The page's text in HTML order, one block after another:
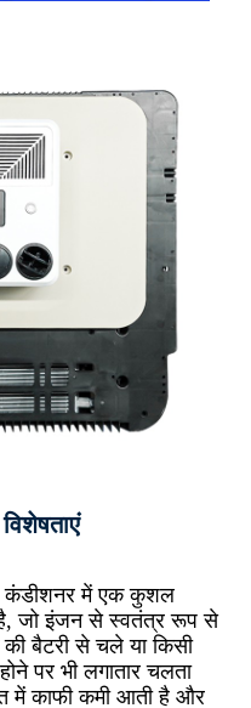
कंडीशनर में एक कुशल
जो इंजन से स्वतंत्र रूप से
बैटरी से चले या किसी
पर भी लगातार चलता
में काफी कमी आती है और